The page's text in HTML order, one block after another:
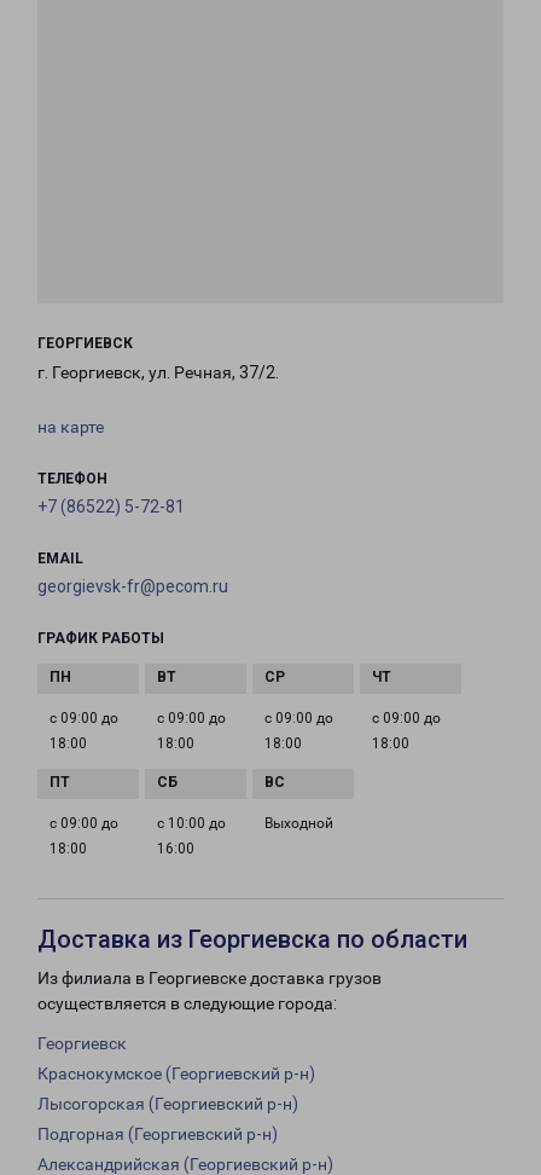
ГЕОРГИЕВСК
г. Георгиевск, ул. Речная, 37/2.
на карте
ТЕЛЕФОН
+7 (86522) 5-72-81
EMAIL
georgievsk-fr@pecom.ru
ГРАФИК РАБОТЫ
с 09:00 до
18:00
с 09:00 до
18:00
с 09:00 до
18:00
с 09:00 до
18:00
с 09:00 до
18:00
с 10:00 до
16:00
Выходной
Доставка из Георгиевска по области
Из филиала в Георгиевске доставка грузов
осуществляется в следующие города:
Георгиевск
Краснокумское (Георгиевский р-н)
Лысогорская (Георгиевский р-н)
Подгорная (Георгиевский р-н)
Александрийская (Георгиевский р-н)